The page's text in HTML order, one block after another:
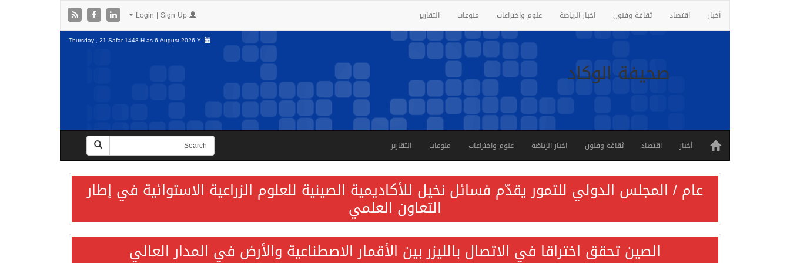
أخبار اقتصاد ثقافة وفنون اخبار الرياضة علوم واختراعات منوعات التقارير
صحيفة الوكاد
Thursday , 21 Safar 1448 H as6 August 2026 Y
أخبار اقتصاد ثقافة وفنون اخبار الرياضة علوم واختراعات منوعات التقارير
عام / المجلس الدولي للتمور يقدّم فسائل نخيل للأكاديمية الصينية للعلوم الزراعية الاستوائية في إطار
التعاون العلمي
الصين تحقق اختراقا في الاتصال بالليزر بين الأقمار الاصطناعية والأرض في المدار العالي